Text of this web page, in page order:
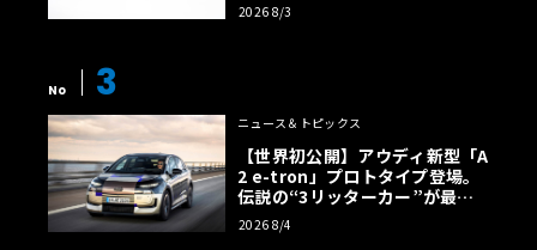
2026 8/3
No 3
ニュース＆トピックス
【世界初公開】アウディ新型「A
2 e-tron」プロトタイプ登場。
伝説の“3リッターカー”が最高
効率エントリーBEVとして復活
【画像38枚】
2026 8/4